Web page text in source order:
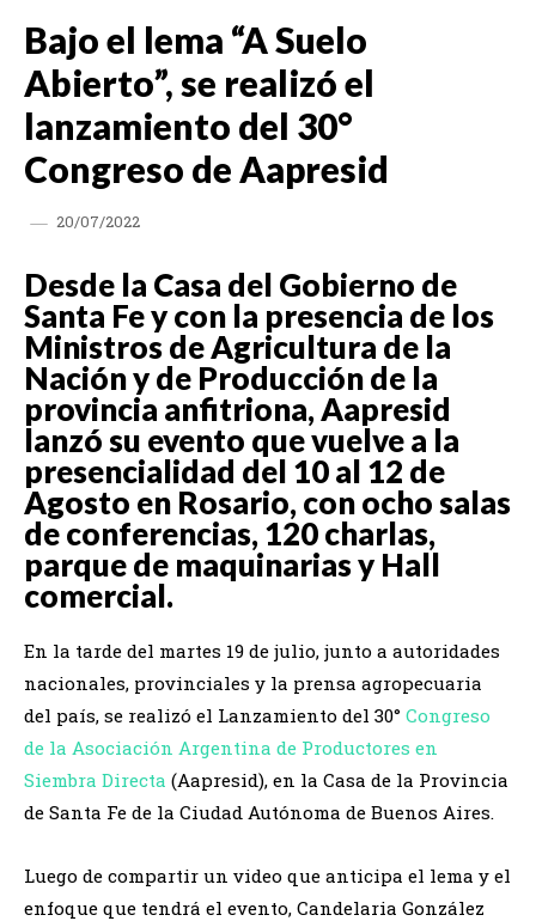
Bajo el lema “A Suelo
Abierto”, se realizó el
lanzamiento del 30°
Congreso de Aapresid
20/07/2022
Desde la Casa del Gobierno de
Santa Fe y con la presencia de los
Ministros de Agricultura de la
Nación y de Producción de la
provincia anfitriona, Aapresid
lanzó su evento que vuelve a la
presencialidad del 10 al 12 de
Agosto en Rosario, con ocho salas
de conferencias, 120 charlas,
parque de maquinarias y Hall
comercial.
En la tarde del martes 19 de julio, junto a autoridades
nacionales, provinciales y la prensa agropecuaria
del país, se realizó el Lanzamiento del 30° Congreso
de la Asociación Argentina de Productores en
Siembra Directa (Aapresid), en la Casa de la Provincia
de Santa Fe de la Ciudad Autónoma de Buenos Aires.
Luego de compartir un video que anticipa el lema y el
enfoque que tendrá el evento, Candelaria González